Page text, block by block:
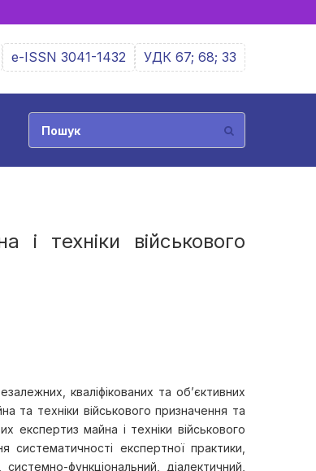
e-ISSN 3041-1432 УДК 67; 68; 33
техніки військового
кваліфікованих та об’єктивних
техніки військового призначення та
майна і техніки військового
експертної практики,
функціональний, діалектичний,